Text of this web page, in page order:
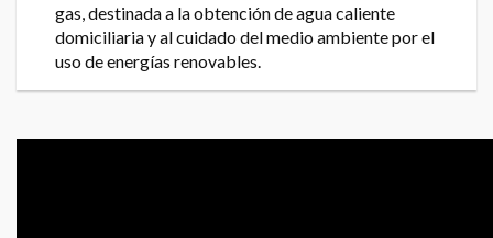
gas, destinada a la obtención de agua caliente
domiciliaria y al cuidado del medio ambiente por el
uso de energías renovables.